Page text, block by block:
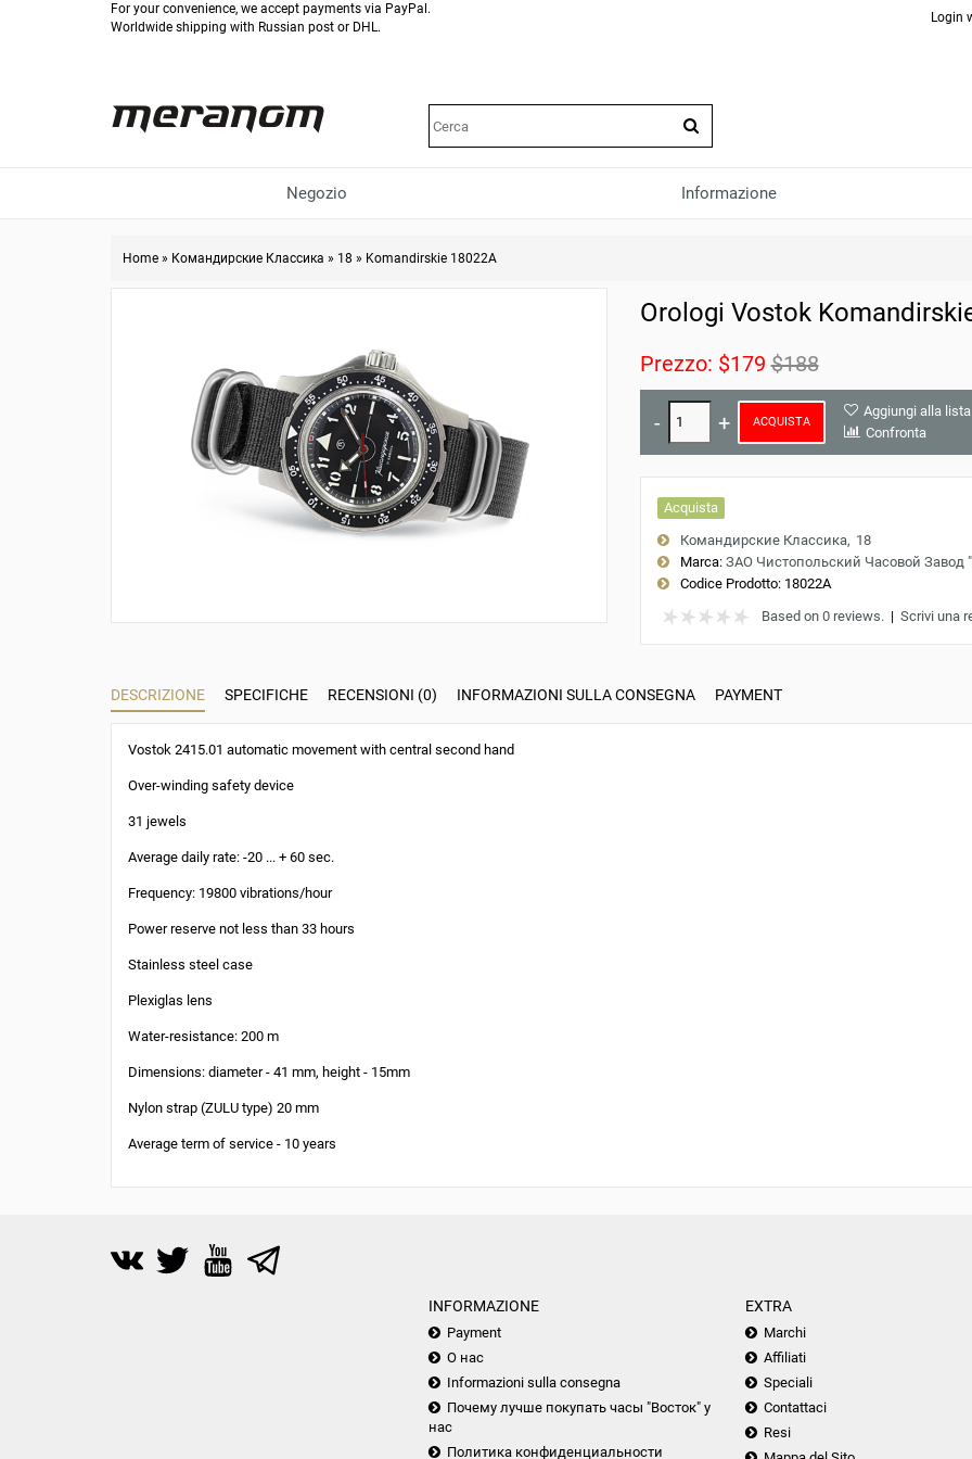
For your convenience, we accept payments via PayPal.
Worldwide shipping with Russian post or DHL.
Login
Negozio Informazione
Home » Командирские Классика » 18 » Komandirskie 18022A
Orologi Vostok
Prezzo: $179 $188
ACQUISTA
Aggiungi alla
Confronta
Acquista
Командирские Классика
18
Marca: ЗАО Чистопольский Часовой Завод
Codice Prodotto:18022A
Based on 0 reviews.| Scrivi una
DESCRIZIONE SPECIFICHE RECENSIONI (0) INFORMAZIONI SULLA CONSEGNA PAYMENT
Vostok 2415.01 automatic movement with central second hand
Over-winding safety device
31 jewels
Average daily rate: -20 ... + 60 sec.
Frequency: 19800 vibrations/hour
Power reserve not less than 33 hours
Stainless steel case
Plexiglas lens
Water-resistance: 200 m
Dimensions: diameter - 41 mm, height - 15mm
Nylon strap (ZULU type) 20 mm
Average term of service - 10 years
INFORMAZIONE
Payment
О нас
Informazioni sulla consegna
Почему лучше покупать часы "Восток" у
нас
Политика конфиденциальности
EXTRA
Marchi
Affiliati
Speciali
Contattaci
Resi